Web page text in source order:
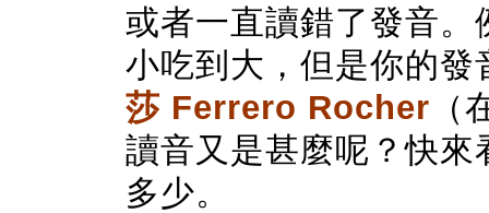
或者一直讀錯了發音
小吃到大，但是你的
莎 Ferrero Rocher （
讀音又是甚麼呢？快
多少。